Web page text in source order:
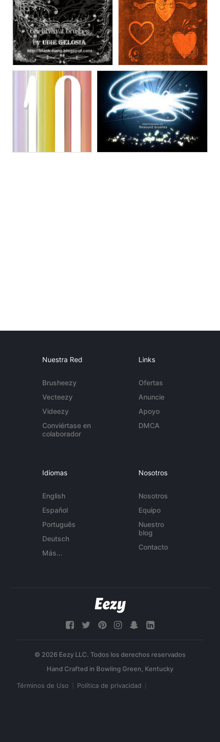
Nuestra Red
Brusheezy
Vecteezy
Videezy
Conviértase en
colaborador
Links
Ofertas
Anuncie
Apoyo
DMCA
Idiomas
English
Español
Português
Deutsch
Más...
Nosotros
Nosotros
Equipo
Nuestro
blog
Contacto
© 2026 Eezy LLC. Todos los derechos reservados
Términos de Uso Política de privacidad